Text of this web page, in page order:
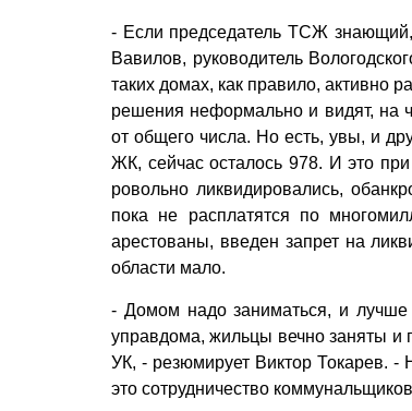
- Если председатель ТСЖ знающий,
Вавилов, руководитель
таких домах, как правило, активно
решения неформально и видят, на
от общего числа. Но есть, увы, и
ЖК, сейчас осталось 978. И это
ровольно ликвидировались,
пока не расплатятся по
арестованы, введен запрет на
области мало.
- Домом надо заниматься, и лучше
управдома, жильцы вечно заняты и
УК, - резюмирует Виктор Токарев.
это сотрудничество